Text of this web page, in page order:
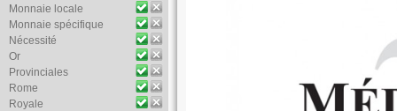
Monnaie locale
Monnaie spécifique
Nécessité
Or
Provinciales
Rome
Royale